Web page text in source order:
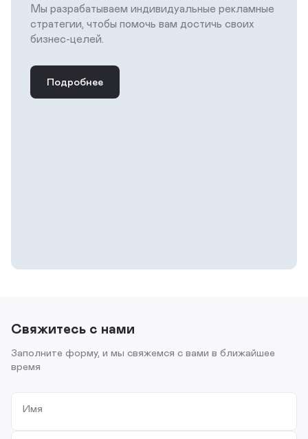
Мы разрабатываем индивидуальные рекламные
стратегии, чтобы помочь вам достичь своих
бизнес-целей.
Подробнее
Свяжитесь с нами
Заполните форму, и мы свяжемся с вами в ближайшее
время
Имя